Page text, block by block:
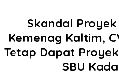
Skandal
Kemenag Kaltim,
Tetap Dapat
SBU